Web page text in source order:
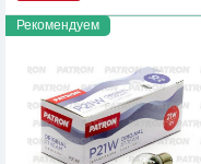
Рекомендуем